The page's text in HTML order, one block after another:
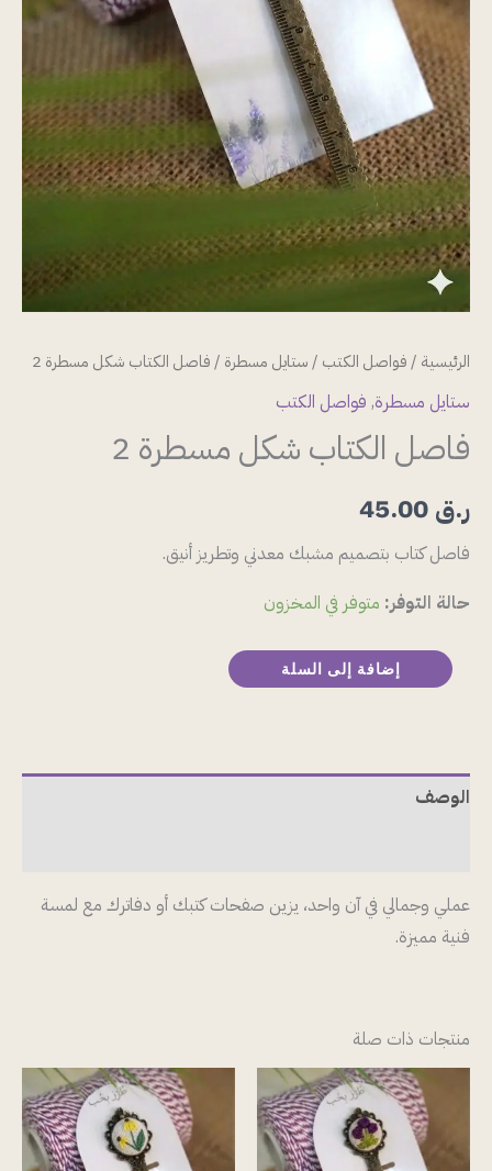
الرئيسية /فواصل الكتب /ستايل مسطرة / فاصل الكتاب شكل مسطرة 2
ستايل مسطرة, فواصل الكتب
فاصل الكتاب شكل مسطرة 2
ر.ق
فاصل كتاب بتصميم مشبك معدني وتطريز أنيق.
حالة التوفر: متوفر في المخزون
إضافة إلى السلة
الوصف
عملي وجمالي في آن واحد، يزين صفحات كتبك أو دفاترك مع لمسة
فنية مميزة.
منتجات ذات صلة